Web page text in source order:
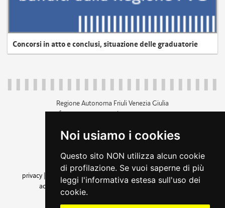
Noi usiamo i cookies
Questo sito NON utilizza alcun cookie
di profilazione. Se vuoi saperne di più
leggi l'informativa estesa sull'uso dei
cookie.
Concorsi in atto e conclusi, situazione delle graduatorie
Regione Autonoma Friuli Venezia Giulia
c.f. 80014930327; p.iva 00526040324
+39 040 3771111
amministrazione trasparente
privacy
cookie |note legali accessibilità
dichiarazione di
accessibilità| feedback
cambio preferenze cookie